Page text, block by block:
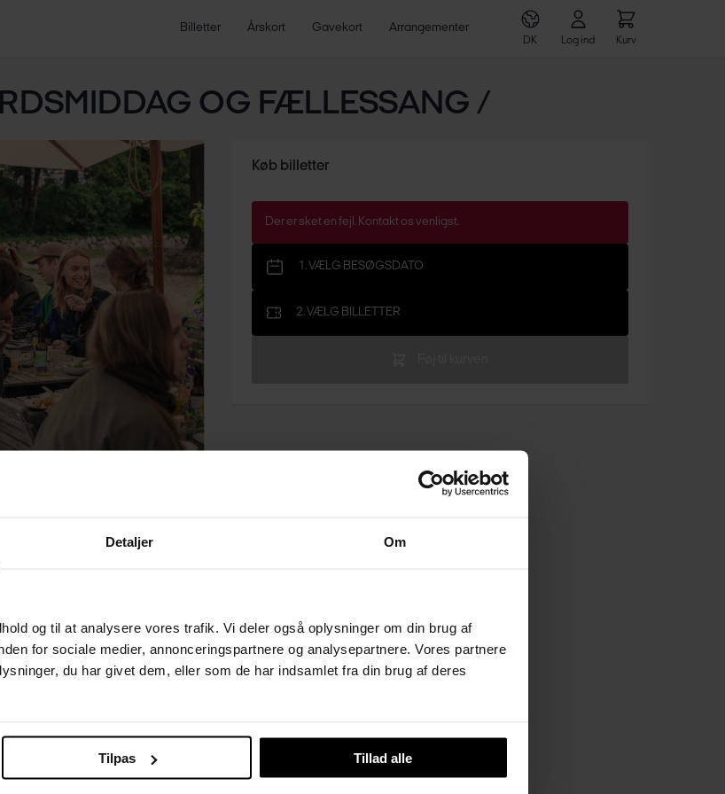
Detaljer Om
og til at analysere vores trafik. Vi deler også oplysninger om din brug af
for sociale medier, annonceringspartnere og analysepartnere. Vores partnere
du har givet dem, eller som de har indsamlet fra din brug af deres
Tilpas Tillad alle
Billetter Årskort Gavekort Arrangementer
DK Log ind Kurv
OG FÆLLESSANG /
op til langbordsmiddag og
fællesskabet og den danske
roste køkken, der er baseret
brødsalat med burrata,
fællessang, og Futtrup guider
sig til sensommeren,
fik den et særligt løft i de litterære
af 1800-tallet kom danske
N.F.S. Grundtvig og Christian
Køb billetter
Der er sket en fejl. Kontakt os venligst.
1. VÆLG BESØGSDATO
2. VÆLG BILLETTER